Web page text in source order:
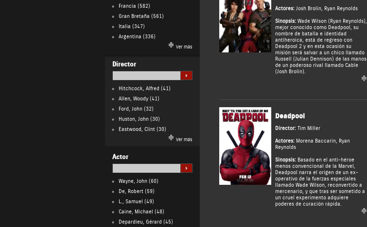
Francia (582)
Gran Bretaña (561)
Italia (347)
Argentina (336)
Ver más
Director
Hitchcock, Alfred (41)
Allen, Woody(41)
Ford, John(32)
Huston, John(30)
Eastwood, Clint(30)
Ver más
Actor
Wayne, John(60)
De, Robert(59)
L., Samuel (49)
Caine, Michael (48)
Depardieu, Gérard (45)
Actores: Josh Brolin, Ryan Reynolds
Sinopsis:Wade Wilson (Ryan Reynolds),
mejor conocido como Deadpool, su
nombre de batalla e identidad
antiheroica, está de regreso con
Deadpool 2 y en esta ocasión su
misión será salvar a un chico llamado
Russell (Julian Dennison) de las manos
de un poderoso rival llamado Cable
(Josh Brolin).
Deadpool
Director: Tim Miller
Actores: Morena Baccarin, Ryan
Reynolds
Sinopsis:Basado en el anti-héroe
menos convencional de la Marvel,
Deadpool narra el origen de un ex-
operativo de la fuerzas especiales
llamado Wade Wilson, reconvertido a
mercenario, y que tras ser sometido a
un cruel experimento adquiere
poderes de curación rápida.